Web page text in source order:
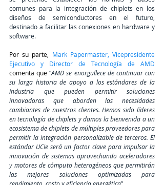
comunes para la integración de chiplets en los
diseños de semiconductores en el futuro,
destinado a facilitar las conexiones en hardware y
software.
Por su parte, Mark Papermaster, Vicepresidente
comenta que “AMD se enorgullece de continuar con
su larga historia de apoyo a los estándares de la
industria que pueden permitir soluciones
innovadoras que aborden las necesidades
cambiantes de nuestros clientes. Hemos sido líderes
en tecnología de chiplets y damos la bienvenida a un
ecosistema de chiplets de múltiples proveedores para
permitir la integración personalizable de terceros. El
estándar UCIe será un factor clave para impulsar la
innovación de sistemas aprovechando aceleradores
y motores de cómputo heterogéneos que permitirán
las mejores soluciones optimizadas para